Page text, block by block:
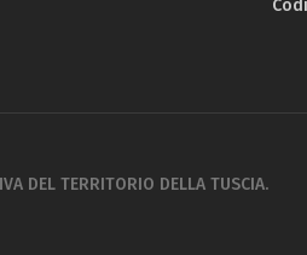
DEL TERRITORIO DELLA TUSCIA.